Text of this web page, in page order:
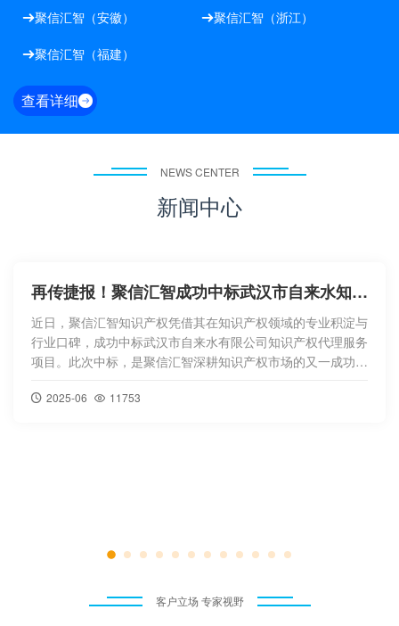
聚信汇智（安徽） 聚信汇智（浙江）
聚信汇智（福建）
查看详细
NEWS CENTER
新闻中心
 聚信汇智受邀担任“贤才聚盘” 创赛评委 赋能区域科创生态
2026年7月，由中共昆明市盘龙区委、盘龙区人民政
府主办，区委组织部具体实施的第五届“贤才聚盘”创新
创业创造大赛圆满落幕。本届大赛以“青创赋能・逐梦
春城”为主题，创新构建“2+1+N”立体化赛事体系，累
客户立场 专家视野